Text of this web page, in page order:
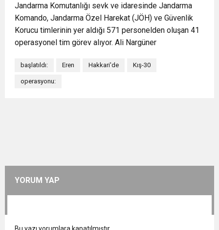
Jandarma Komutanlığı sevk ve idaresinde Jandarma
Komando, Jandarma Özel Harekat (JÖH) ve Güvenlik
Korucu timlerinin yer aldığı 571 personelden oluşan 41
operasyonel tim görev alıyor. Ali Nargüner
başlatıldı: Eren Hakkari'de Kış-30
operasyonu:
YORUM YAP
Bu yazı yorumlara kapatılmıştır.